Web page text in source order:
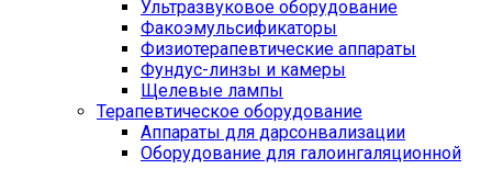
Ультразвуковое оборудование
Факоэмульсификаторы
Физиотерапевтические аппараты
Фундус-линзы и камеры
Щелевые лампы
Терапевтическое оборудование
Аппараты для дарсонвализации
Оборудование для галоингаляционной